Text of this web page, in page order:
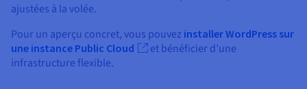
ajustées à la volée.
Pour un aperçu concret, vous pouvez installer WordPress sur
une instance Public Cloud
et bénéficier d’une
infrastructure flexible.